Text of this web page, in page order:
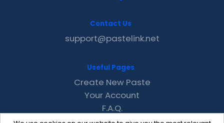
Contact Us
support@pastelink.net
Useful Pages
Create New Paste
Your Account
F.A.Q.